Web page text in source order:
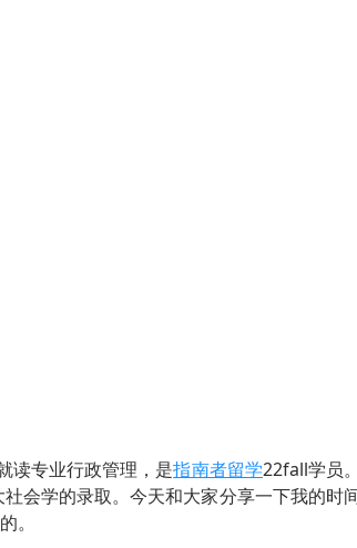
读专业行政管理，是指南者留学22fall学员
会学的录取。今天和大家分享一下我的时
。